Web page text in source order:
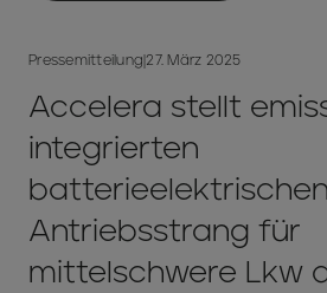
Pressemitteilung|27. März 2025
Accelera stellt
integrierten
batterieelektrischen
Antriebsstrang für
mittelschwere Lkw